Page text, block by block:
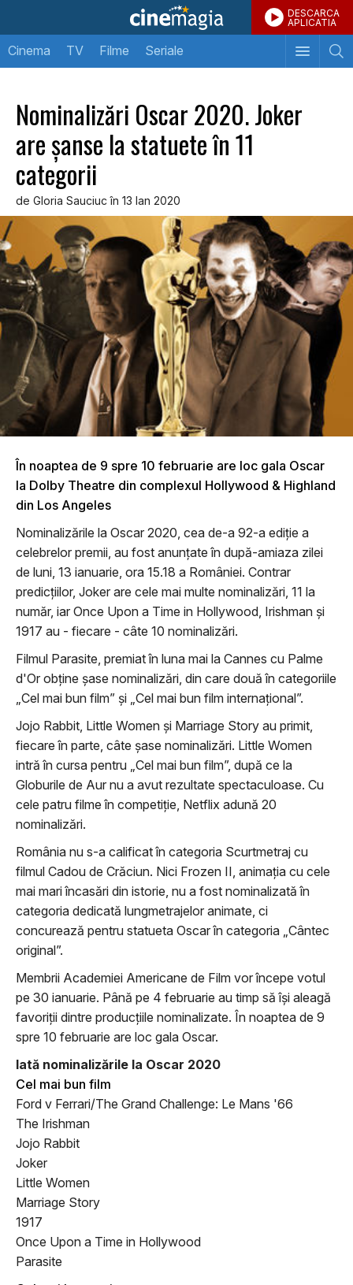
DESCARCA
APLICATIA
Cinema TV Filme Seriale
Nominalizări Oscar 2020. Joker
are șanse la statuete în 11
categorii
de Gloria Sauciuc în 13 Ian 2020
În noaptea de 9 spre 10 februarie are loc gala Oscar
la Dolby Theatre din complexul Hollywood & Highland
din Los Angeles
Nominalizările la Oscar 2020, cea de-a 92-a ediție a
celebrelor premii, au fost anunțate în după-amiaza zilei
de luni, 13 ianuarie, ora 15.18 a României. Contrar
predicțiilor, Joker are cele mai multe nominalizări, 11 la
număr, iar Once Upon a Time in Hollywood, Irishman și
1917 au - fiecare - câte 10 nominalizări.
Filmul Parasite, premiat în luna mai la Cannes cu Palme
d'Or obține șase nominalizări, din care două în categoriile
„Cel mai bun film” și „Cel mai bun film internațional”.
Jojo Rabbit, Little Women și Marriage Story au primit,
fiecare în parte, câte șase nominalizări. Little Women
intră în cursa pentru „Cel mai bun film”, după ce la
Globurile de Aur nu a avut rezultate spectaculoase. Cu
cele patru filme în competiție, Netflix adună 20
nominalizări.
România nu s-a calificat în categoria Scurtmetraj cu
filmul Cadou de Crăciun. Nici Frozen II, animația cu cele
mai mari încasări din istorie, nu a fost nominalizată în
categoria dedicată lungmetrajelor animate, ci
concurează pentru statueta Oscar în categoria „Cântec
original”.
Membrii Academiei Americane de Film vor începe votul
pe 30 ianuarie. Până pe 4 februarie au timp să își aleagă
favoriții dintre producțiile nominalizate. În noaptea de 9
spre 10 februarie are loc gala Oscar.
Iată nominalizările la Oscar 2020
Cel mai bun film
Ford v Ferrari/The Grand Challenge: Le Mans '66
The Irishman
Jojo Rabbit
Joker
Little Women
Marriage Story
1917
Once Upon a Time in Hollywood
Parasite